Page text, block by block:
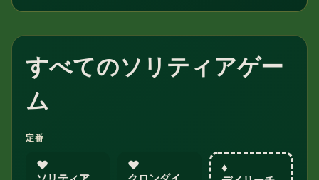
すべてのソリティアゲー
ム
定番
♥︎ ♥︎ ♦︎